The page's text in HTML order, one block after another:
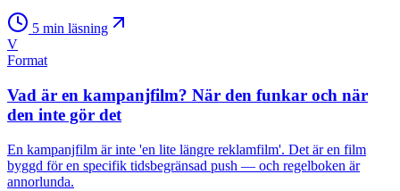
5 min läsning
V
Format
Vad är en kampanjfilm? När den funkar och när
den inte gör det
En kampanjfilm är inte 'en lite längre reklamfilm'. Det är en film
byggd för en specifik tidsbegränsad push — och regelboken är
annorlunda.